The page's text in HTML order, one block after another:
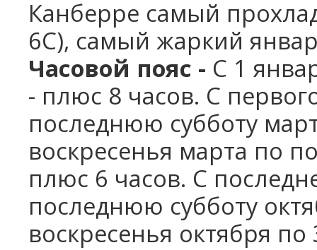
Канберре самый
6С), самый жаркий
Часовой пояс - С 1
- плюс 8 часов. С
последнюю субботу
воскресенья марта по
плюс 6 часов. С
последнюю субботу
воскресенья октября